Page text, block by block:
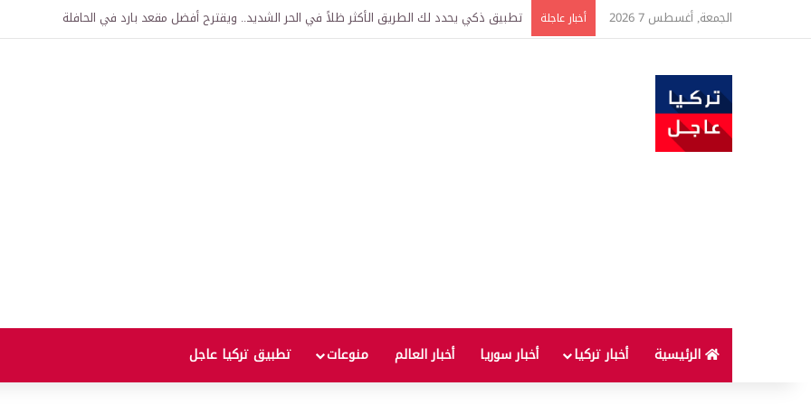
الجمعة, أغسطس 7 2026 أخبار عاجلة تركيا وسوريا توقعان اتفاقية لإنشاء “الجامعة السورية التركية” في دمشق.. منح دراسية واعتراف بالشهادات
الرئيسية أخبار تركيا أخبار سوريا أخبار العالم منوعات تطبيق تركيا عاجل